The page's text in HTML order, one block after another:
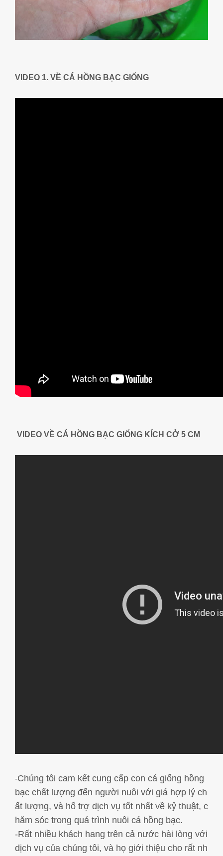
VIDEO 1. VỀ CÁ HỒNG BẠC GIỐNG
VIDEO VỀ CÁ HỒNG BẠC GIỐNG KÍCH CỞ 5 CM
-Chúng tôi cam kết cung cấp con cá giống hồng
bạc chất lượng đến người nuôi với giá hợp lý ch
ất lượng, và hổ trợ dịch vụ tốt nhất về kỷ thuật, c
hăm sóc trong quá trình nuôi cá hồng bạc.
-Rất nhiều khách hang trên cả nước hài lòng với
dịch vụ của chúng tôi, và họ giới thiệu cho rất nh